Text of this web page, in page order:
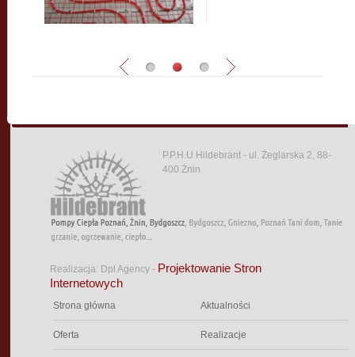
P.P.H.U Hildebrant - ul. Żeglarska 2, 88-
400 Żnin
Realizacja: Dpl Agency - Projektowanie Stron
Internetowych
Strona główna Aktualności
Oferta Realizacje